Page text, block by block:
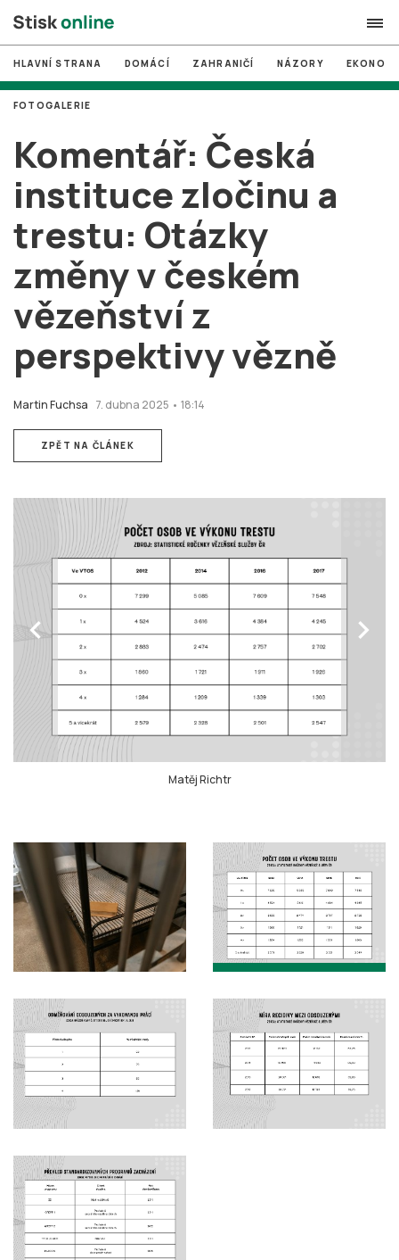
search
# MUNI
# Brno
# volby
login PŘIHLÁSIT SE
Zapomněli jste heslo?
HLAVNÍ STRANA DOMÁCÍ ZAHRANIČÍ NÁZORY
Komentář: Česká
instituce zločinu a
trestu: Otázky
změny v českém
vězeňství z
perspektivy vězně
Martin Fuchsa 7. dubna 2025 • 18:14
FOTOGALERIE
ZPĚT NA ČLÁNEK
chevron_left chevron_right
Matěj Richtr